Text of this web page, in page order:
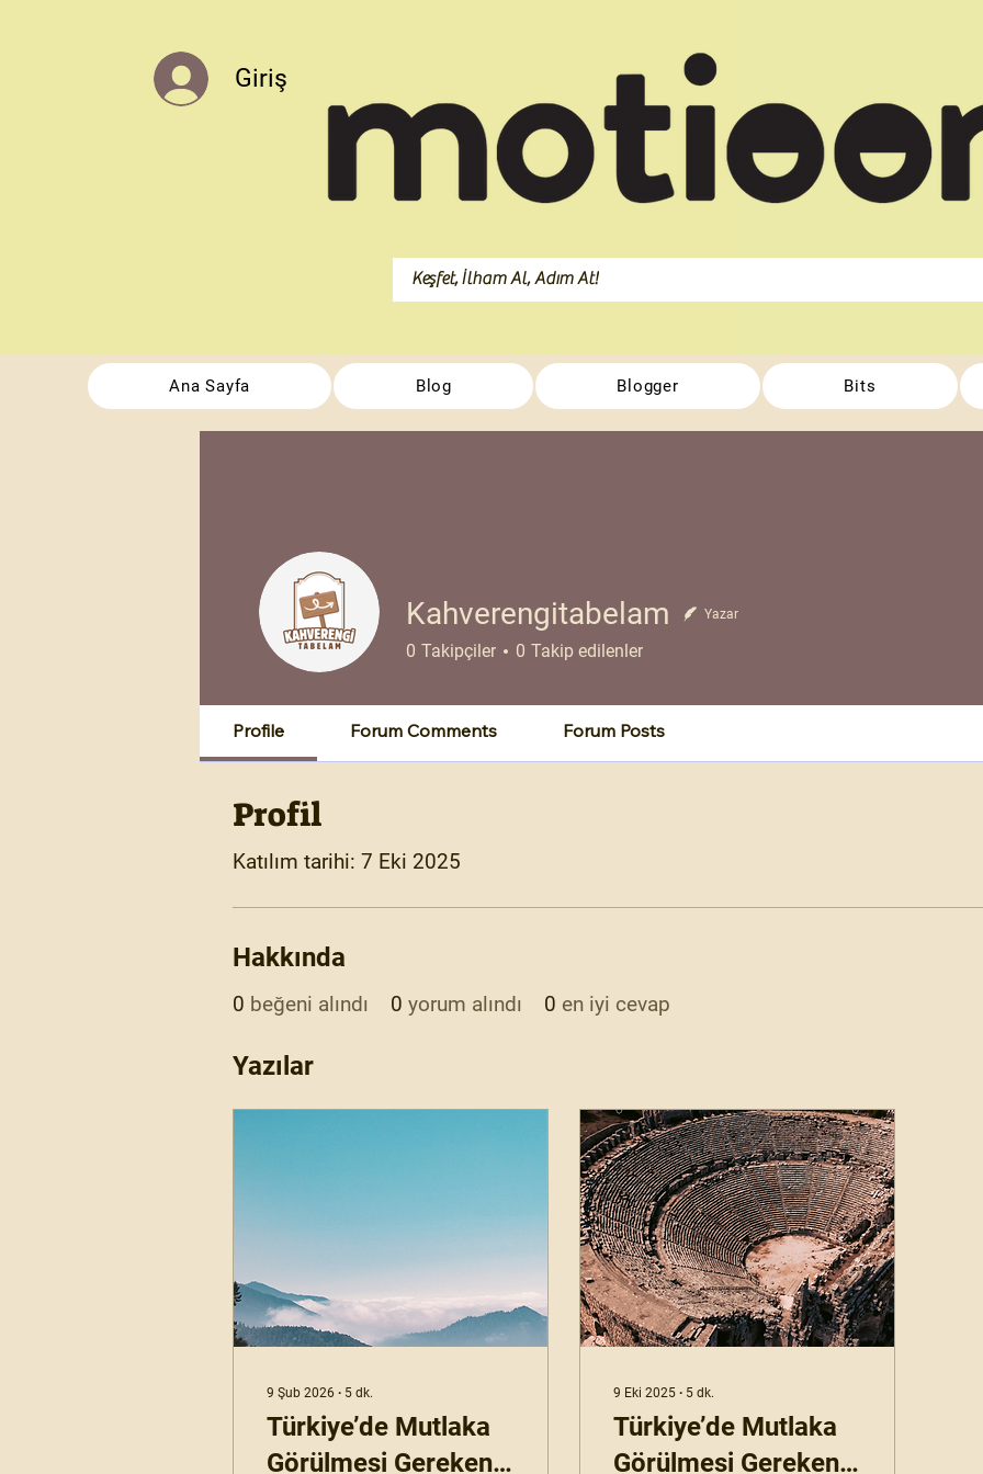
Giriş
Ana Sayfa Blog Blogger Bits
Kahverengitabelam Yazar
0 Takipçiler 0 Takip edilenler
Profile Forum Comments Forum Posts
Profil
Katılım tarihi: 7 Eki 2025
Hakkında
0 beğeni alındı 0 yorum alındı 0 en iyi cevap
Yazılar
9 Şub 2026 ∙ 5 dk.
Türkiye’de Mutlaka
Görülmesi Gereken
9 Eki 2025 ∙ 5 dk.
Türkiye’de Mutlaka
Görülmesi Gereken